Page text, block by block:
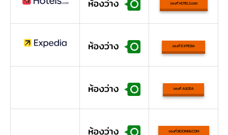
จองที่ HOTELS.com
จองที่ EXPEDIA
จองที่ AGODA
จองที่ BOOKING.COM